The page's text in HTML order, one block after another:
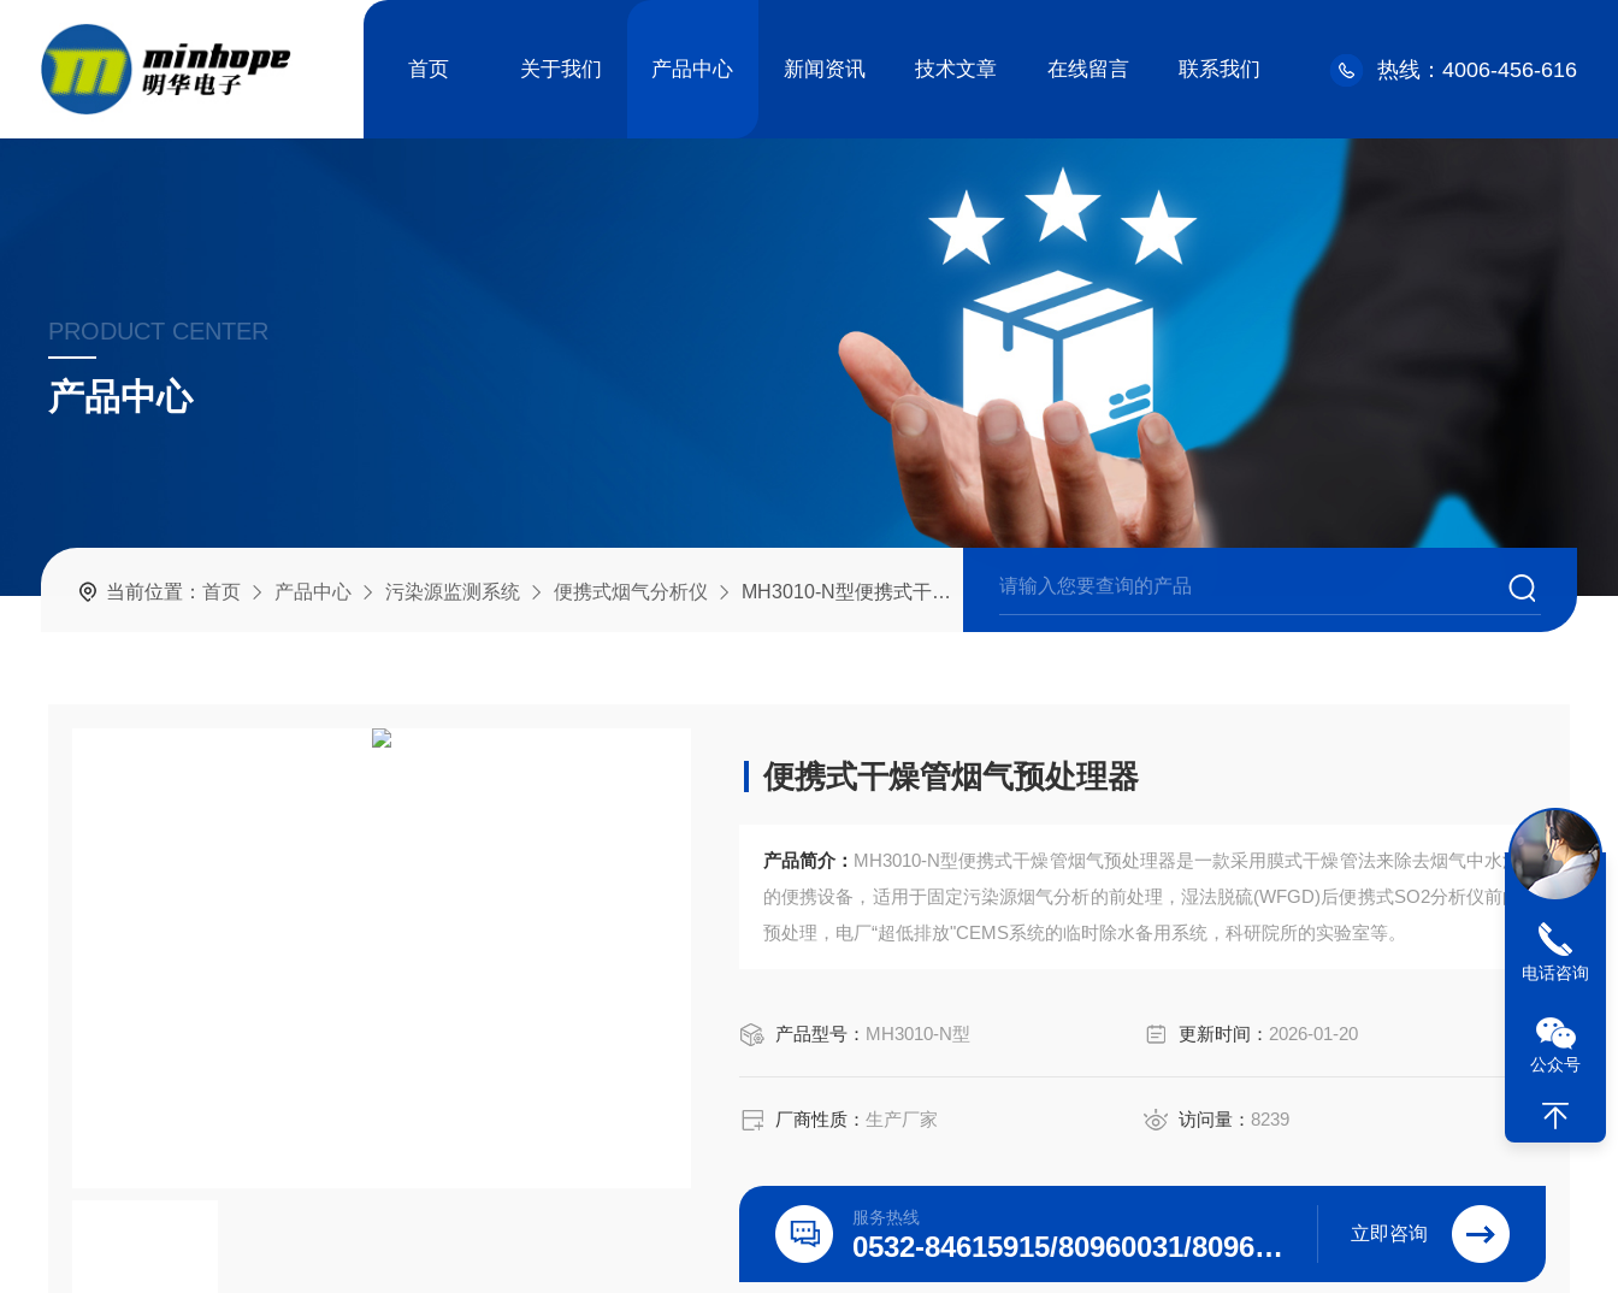
首页 关于我们 产品中心 新闻资讯 技术文章 在线留言 联系我们 热线：4006-456-616
PRODUCT CENTER
产品中心
当前位置： 首页 产品中心 污染源监测系统 便携式烟气分析仪 MH3010-N型便携式干燥管烟气预处理器
便携式干燥管烟气预处理器
产品简介： ​MH3010-N型便携式干燥管烟气预处理器是一款采用膜式干燥管法来除去烟气中水汽
的便携设备，适用于固定污染源烟气分析的前处理，湿法脱硫(WFGD)后便携式SO2分析仪前的
预处理，电厂“超低排放"CEMS系统的临时除水备用系统，科研院所的实验室等。
产品型号： MH3010-N型 更新时间： 2026-01-20
厂商性质：生产厂家 访问量：8239
服务热线
0532-84615915/80960031/80960032 立即咨询
电话咨询
公众号